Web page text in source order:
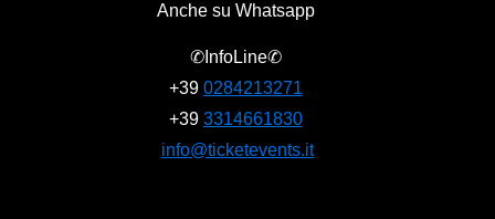
Anche su Whatsapp
✆InfoLine✆
+39 0284213271
+39 3314661830
info@ticketevents.it